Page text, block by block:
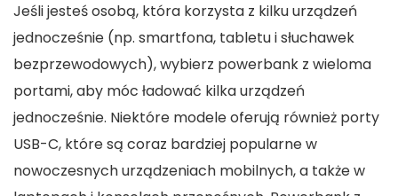
Jeśli jesteś osobą, która korzysta z kilku urządzeń
jednocześnie (np. smartfona, tabletu i słuchawek
bezprzewodowych), wybierz powerbank z wieloma
portami, aby móc ładować kilka urządzeń
jednocześnie. Niektóre modele oferują również porty
USB-C, które są coraz bardziej popularne w
nowoczesnych urządzeniach mobilnych, a także w